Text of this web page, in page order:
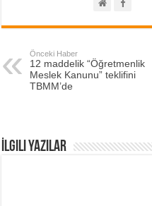
Önceki Haber
12 maddelik “Öğretmenlik
Meslek Kanunu” teklifini
TBMM’de
İlgili Yazılar